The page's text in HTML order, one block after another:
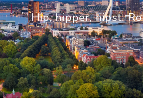
Hip, hipper, hipst: